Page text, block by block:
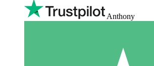
Anthony